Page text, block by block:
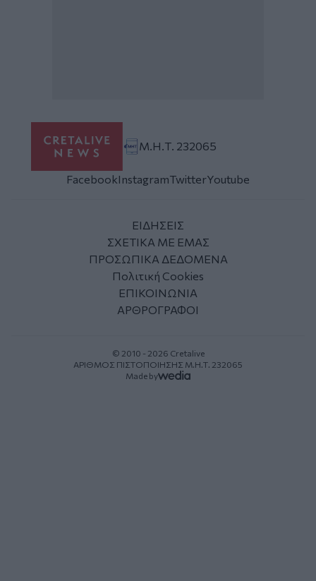
Μ.Η.Τ. 232065
FacebookInstagramTwitterYoutube
ΕΙΔΗΣΕΙΣ
ΣΧΕΤΙΚΑ ΜΕ ΕΜΑΣ
ΠΡΟΣΩΠΙΚΑ ΔΕΔΟΜΕΝΑ
Πολιτική Cookies
ΕΠΙΚΟΙΝΩΝΙΑ
ΑΡΘΡΟΓΡΑΦΟΙ
© 2010 - 2026 Cretalive
ΑΡΙΘΜΟΣ ΠΙΣΤΟΠΟΙΗΣΗΣ Μ.Η.Τ. 232065
Made by